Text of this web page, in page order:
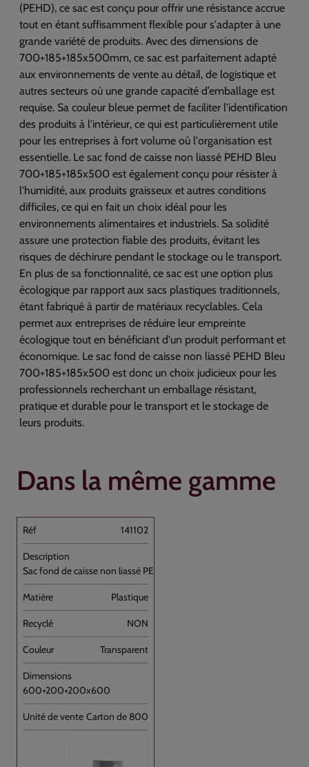
(PEHD), ce sac est conçu pour offrir une résistance accrue
tout en étant suffisamment flexible pour s'adapter à une
grande variété de produits. Avec des dimensions de
700+185+185x500mm, ce sac est parfaitement adapté
aux environnements de vente au détail, de logistique et
autres secteurs où une grande capacité d’emballage est
requise. Sa couleur bleue permet de faciliter l'identification
des produits à l'intérieur, ce qui est particulièrement utile
pour les entreprises à fort volume où l'organisation est
essentielle. Le sac fond de caisse non liassé PEHD Bleu
700+185+185x500 est également conçu pour résister à
l'humidité, aux produits graisseux et autres conditions
difficiles, ce qui en fait un choix idéal pour les
environnements alimentaires et industriels. Sa solidité
assure une protection fiable des produits, évitant les
risques de déchirure pendant le stockage ou le transport.
En plus de sa fonctionnalité, ce sac est une option plus
écologique par rapport aux sacs plastiques traditionnels,
étant fabriqué à partir de matériaux recyclables. Cela
permet aux entreprises de réduire leur empreinte
écologique tout en bénéficiant d'un produit performant et
économique. Le sac fond de caisse non liassé PEHD Bleu
700+185+185x500 est donc un choix judicieux pour les
professionnels recherchant un emballage résistant,
pratique et durable pour le transport et le stockage de
leurs produits.
Dans la même gamme
141102
Sac fond de caisse non liassé PEHD [...]
Plastique
NON
Transparent
600+200+200x600
Carton de 800